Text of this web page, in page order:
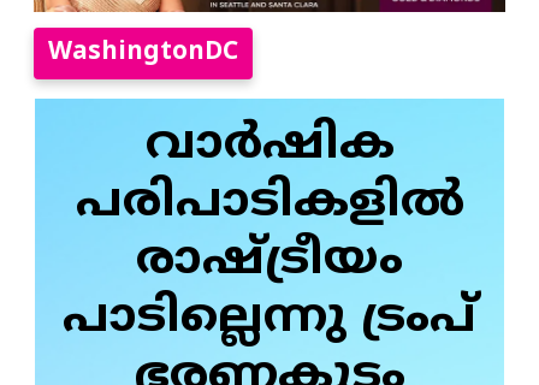
WashingtonDC
വാർഷിക
പരിപാടികളിൽ
രാഷ്ട്രീയം
പാടില്ലെന്നു ട്രംപ്